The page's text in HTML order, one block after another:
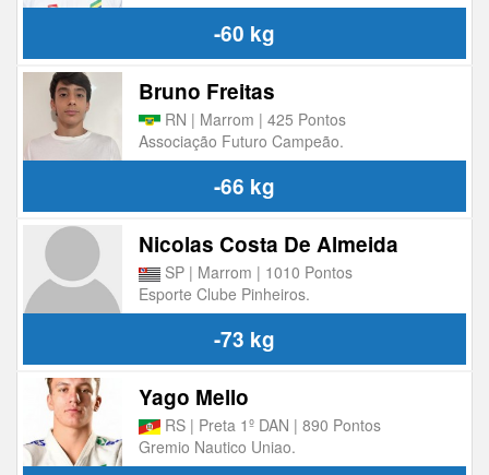
-60 kg
Bruno Freitas
RN | Marrom | 425 Pontos
Associação Futuro Campeão.
-66 kg
Nicolas Costa De Almeida
SP | Marrom | 1010 Pontos
Esporte Clube Pinheiros.
-73 kg
Yago Mello
RS | Preta 1º DAN | 890 Pontos
Gremio Nautico Uniao.